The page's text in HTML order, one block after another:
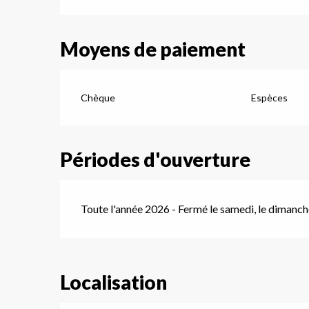
Moyens de paiement
Chèque Espèces
Périodes d'ouverture
Toute l'année 2026 - Fermé le samedi, le
Localisation